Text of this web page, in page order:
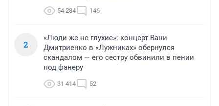
54 284 146
2
«Люди же не глухие»: концерт Вани
Дмитриенко в «Лужниках» обернулся
скандалом — его сестру обвинили в пении
под фанеру
31 414 52